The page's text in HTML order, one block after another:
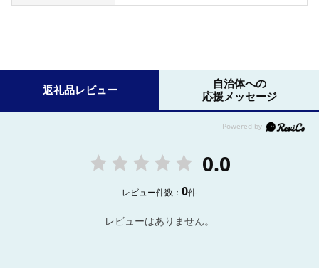
返礼品レビュー
自治体への
応援メッセージ
0.0
レビュー件数：0件
レビューはありません。